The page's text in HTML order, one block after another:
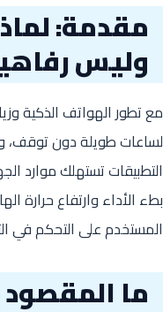
مقدمة:
وليس
مع تطور الهواتف الذكية
لساعات طويلة دون توقف،
التطبيقات تستهلك موارد
بطء الأداء وارتفاع حرارة
المستخدم على التحكم في
ما